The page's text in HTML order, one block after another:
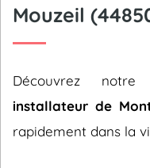
Mouzeil
Découvrez
installateur de
rapidement dans la